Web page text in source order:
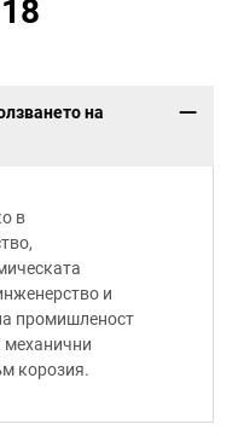
на
в
и
промишленост
механични
корозия.